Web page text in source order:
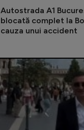
Autostrada A1
blocată complet la
cauza unui accident